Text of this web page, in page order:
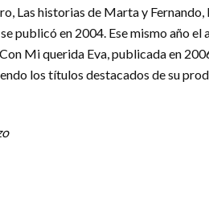
Las historias de Marta y
publicó en 2004. Ese mismo año
Mi querida Eva, publicada en
los títulos destacados de su